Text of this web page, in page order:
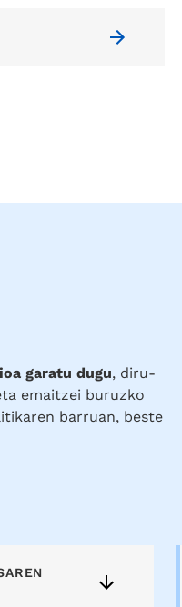
garatu dugu, diru-
emaitzei buruzko
barruan, beste